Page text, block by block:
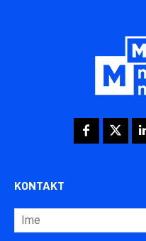
KONTAKT